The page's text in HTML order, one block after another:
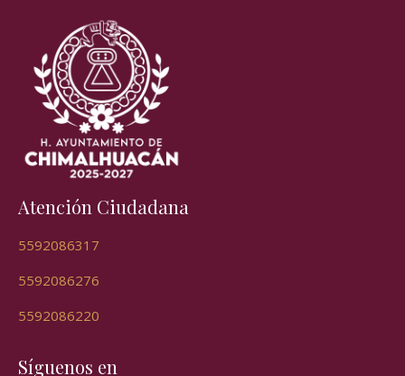
Atención Ciudadana
5592086317
5592086276
5592086220
Síguenos en